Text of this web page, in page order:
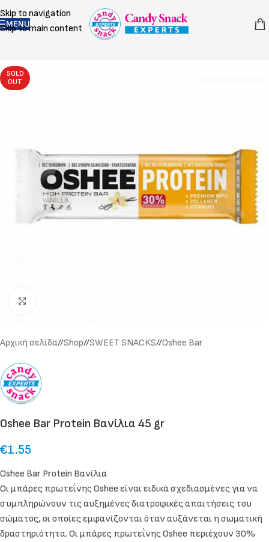
Skip to navigation
Skip to main content
MENU
SOLD
OUT
Αρχική σελίδα/ Shop/ SWEET SNACKS/ Oshee Bar
Oshee Bar Protein Βανίλια 45 gr
€1.55
Oshee Bar Protein Βανίλια
Οι μπάρες πρωτεΐνης Oshee είναι ειδικά σχεδιασμένες για να
συμπληρώνουν τις αυξημένες διατροφικές απαιτήσεις του
σώματος, οι οποίες εμφανίζονται όταν αυξάνεται η σωματική
δραστηριότητα. Οι μπάρες πρωτεΐνης Oshee περιέχουν 30%